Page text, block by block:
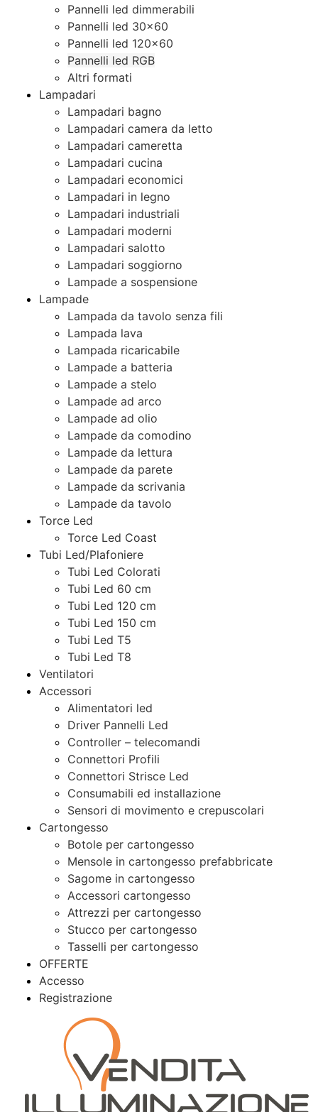
Pannelli led dimmerabili
Pannelli led 30×60
Pannelli led 120×60
Pannelli led RGB
Altri formati
Lampadari
Lampadari bagno
Lampadari camera da letto
Lampadari cameretta
Lampadari cucina
Lampadari economici
Lampadari in legno
Lampadari industriali
Lampadari moderni
Lampadari salotto
Lampadari soggiorno
Lampade a sospensione
Lampade
Lampada da tavolo senza fili
Lampada lava
Lampada ricaricabile
Lampade a batteria
Lampade a stelo
Lampade ad arco
Lampade ad olio
Lampade da comodino
Lampade da lettura
Lampade da parete
Lampade da scrivania
Lampade da tavolo
Torce Led
Torce Led Coast
Tubi Led/Plafoniere
Tubi Led Colorati
Tubi Led 60 cm
Tubi Led 120 cm
Tubi Led 150 cm
Tubi Led T5
Tubi Led T8
Ventilatori
Accessori
Alimentatori led
Driver Pannelli Led
Controller – telecomandi
Connettori Profili
Connettori Strisce Led
Consumabili ed installazione
Sensori di movimento e crepuscolari
Cartongesso
Botole per cartongesso
Mensole in cartongesso prefabbricate
Sagome in cartongesso
Accessori cartongesso
Attrezzi per cartongesso
Stucco per cartongesso
Tasselli per cartongesso
OFFERTE
Accesso
Registrazione